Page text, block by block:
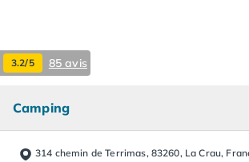
Camping Messanges
Camping Moliets et Maa
Camping Seignosse
3.2/5 85 avis
Camping
314 chemin de Terrimas, 83260, La Crau,